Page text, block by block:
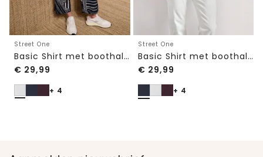
Street One
Basic Shirt met boothals en elastische zoom
€ 29,99
+ 4
Street One
Basic Shirt met boothals en elastische zoom
€ 29,99
+ 4